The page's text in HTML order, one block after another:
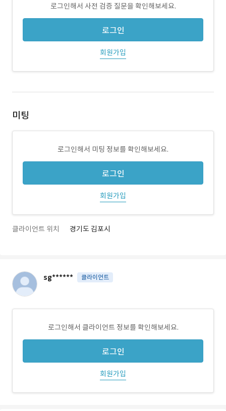
로그인해서 사전 검증 질문을 확인해보세요.
로그인
회원가입
미팅
로그인해서 미팅 정보를 확인해보세요.
로그인
회원가입
클라이언트 위치 경기도 김포시
sg****** 클라이언트
로그인해서 클라이언트 정보를 확인해보세요.
로그인
회원가입